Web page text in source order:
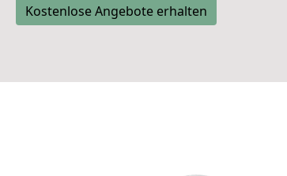
Kostenlose Angebote erhalten